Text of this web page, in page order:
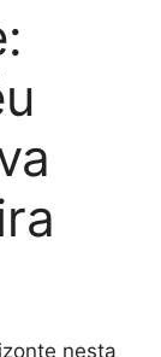
nesta